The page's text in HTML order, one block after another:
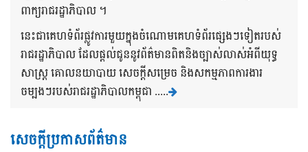
ពាក្យរាជរដ្ឋាភិបាល ។
នេះជាគេហទំព័រផ្លូវការមួយក្នុងចំណោមគេហទំព័រផ្សេងៗទៀតរបស់
រាជរដ្ឋាភិបាល ដែលផ្តល់ជូននូវព័ត៌មានពិតនិងច្បាស់លាស់អំពីយុទ្ធ
សាស្រ្ត គោលនយាបាយ សេចក្តីសម្រេច និងសកម្មភាពការងារ
ចម្បងៗរបស់រាជរដ្ឋាភិបាលកម្ពុជា .....
សេចក្តីប្រកាសព័ត៌មាន